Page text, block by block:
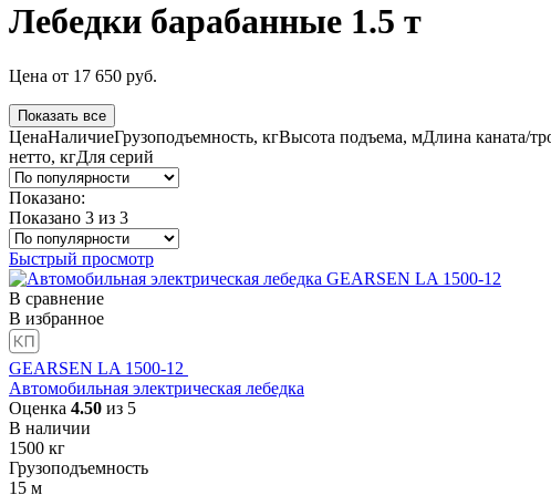
Лебедки барабанные 1.5 т
Цена от 17 650 руб.
Показать все
ЦенаНаличиеГрузоподъемность, кгВысота подъема, мДлина каната/
нетто, кгДля серий
Показано:
Показано 3 из 3
Быстрый просмотр
В сравнение
В избранное
GEARSEN LA 1500-12
Автомобильная электрическая лебедка
Оценка 4.50 из 5
В наличии
1500 кг
Грузоподъемность
15 м